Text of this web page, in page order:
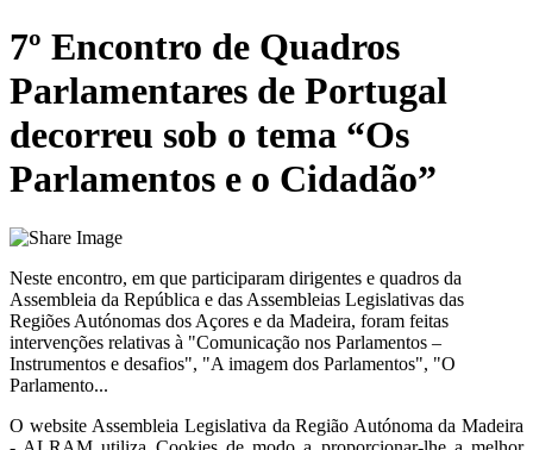
7º Encontro de Quadros
Parlamentares de Portugal
decorreu sob o tema “Os
Parlamentos e o Cidadão”
Neste encontro, em que participaram dirigentes e quadros da
Assembleia da República e das Assembleias Legislativas das
Regiões Autónomas dos Açores e da Madeira, foram feitas
intervenções relativas à "Comunicação nos Parlamentos –
Instrumentos e desafios", "A imagem dos Parlamentos", "O
Parlamento...
O website Assembleia Legislativa da Região Autónoma da Madeira